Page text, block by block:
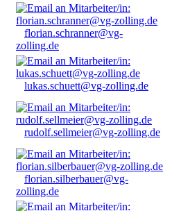
florian.schranner@vg-
zolling.de
lukas.schuett@vg-zolling.de
rudolf.sellmeier@vg-zolling.de
florian.silberbauer@vg-
zolling.de